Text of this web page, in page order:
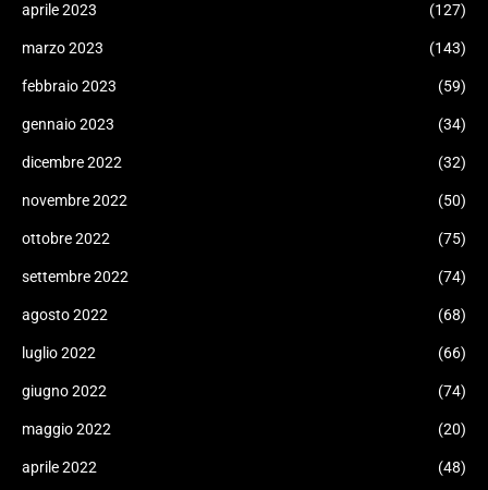
aprile 2023 (127)
marzo 2023 (143)
febbraio 2023 (59)
gennaio 2023 (34)
dicembre 2022 (32)
novembre 2022 (50)
ottobre 2022 (75)
settembre 2022 (74)
agosto 2022 (68)
luglio 2022 (66)
giugno 2022 (74)
maggio 2022 (20)
aprile 2022 (48)